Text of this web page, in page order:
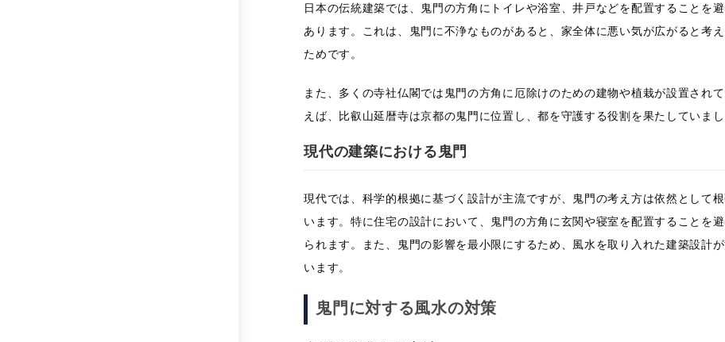
日本の伝統建築では、鬼門の方角にトイレや浴室、井戸などを配置することを
あります。これは、鬼門に不浄なものがあると、家全体に悪い気が広がると考
ためです。
また、多くの寺社仏閣では鬼門の方角に厄除けのための建物や植栽が設置され
えば、比叡山延暦寺は京都の鬼門に位置し、都を守護する役割を果たしていまし
現代の建築における鬼門
現代では、科学的根拠に基づく設計が主流ですが、鬼門の考え方は依然として
います。特に住宅の設計において、鬼門の方角に玄関や寝室を配置することを
られます。また、鬼門の影響を最小限にするため、風水を取り入れた建築設計
います。
鬼門に対する風水の対策